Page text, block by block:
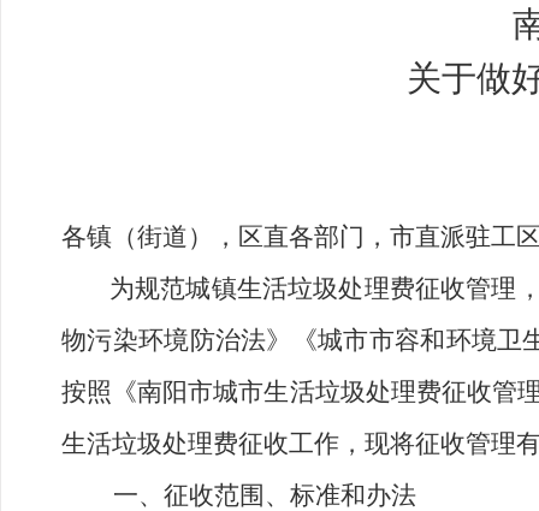
关于做
各镇 （街道），区直各部门，市直派驻工
为规范城镇生活垃圾处理费征收管理
物污染环境防治法》《城市市容和环境卫
按照《南阳市城市生活垃圾处理费征收管
生活垃圾处理费征收工作，现将征收管理
一、征收范围、标准和办法